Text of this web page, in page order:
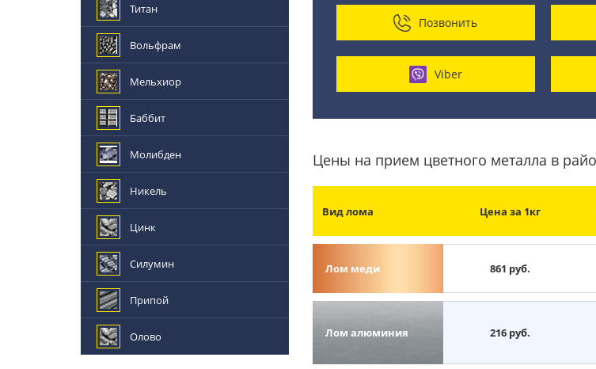
Позвонить
Viber
Цены на прием цветного металла в
Вид лома Цена за 1кг
Лом меди 861 руб.
Лом алюминия 216 руб.
Титан
Вольфрам
Мельхиор
Баббит
Молибден
Никель
Цинк
Силумин
Припой
Олово